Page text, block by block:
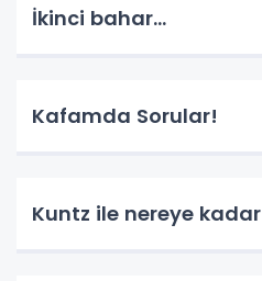
İkinci bahar...
Kafamda Sorular!
Kuntz ile nereye kadar